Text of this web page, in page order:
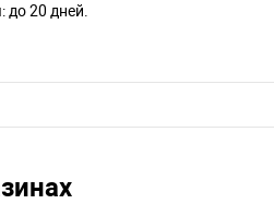
20 дней.